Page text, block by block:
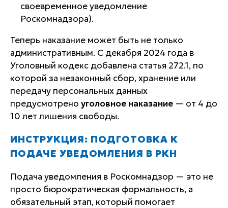
своевременное уведомление
Роскомнадзора).
Теперь наказание может быть не только
административным. С декабря 2024 года в
Уголовный кодекс добавлена статья 272.1, по
которой за незаконный сбор, хранение или
передачу персональных данных
предусмотрено уголовное наказание — от 4 до
10 лет лишения свободы.
ИНСТРУКЦИЯ: ПОДГОТОВКА К
ПОДАЧЕ УВЕДОМЛЕНИЯ В РКН
Подача уведомления в Роскомнадзор — это не
просто бюрократическая формальность, а
обязательный этап, который помогает